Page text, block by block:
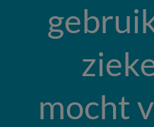
mocht